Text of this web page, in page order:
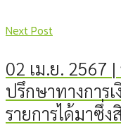
Next Post
02 เม.ย. 2567
ปรึกษาทางการ
รายการได้มาซึ่